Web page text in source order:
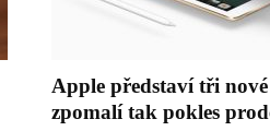
Apple představí tři
zpomalí tak pokles